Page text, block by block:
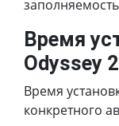
Время
Odyssey
Время
конкретного